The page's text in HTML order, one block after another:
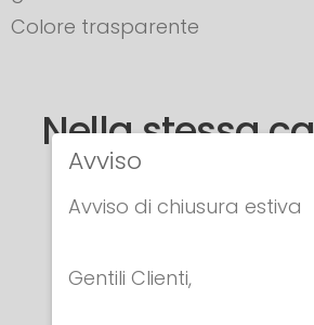
Colore trasparente
Nella stessa
Avviso
Avviso di chiusura estiva
Gentili Clienti,